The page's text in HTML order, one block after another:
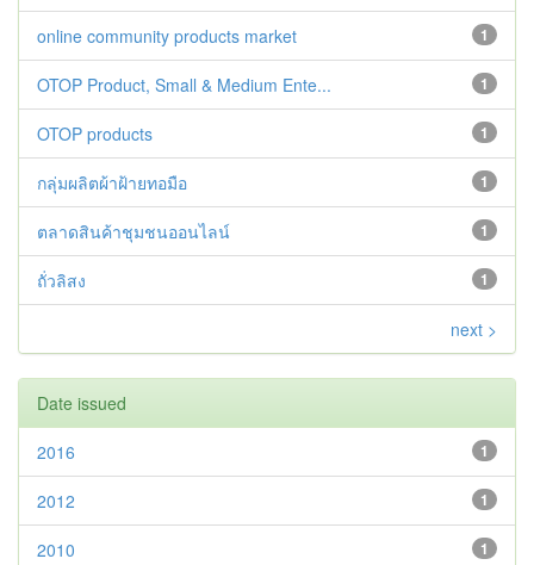
1
online community products market
1
OTOP Product, Small & Medium Ente...
1
OTOP products
1
กลุ่มผลิตผ้าฝ้ายทอมือ
1
ตลาดสินค้าชุมชนออนไลน์
1
ถั่วลิสง
next >
Date issued
1
2016
1
2012
1
2010